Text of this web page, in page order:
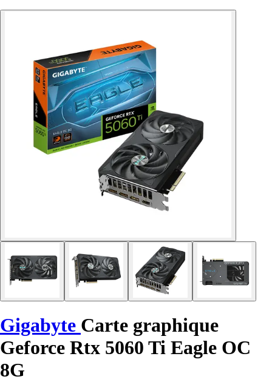
Gigabyte Carte graphique
Geforce Rtx 5060 Ti Eagle OC
8G